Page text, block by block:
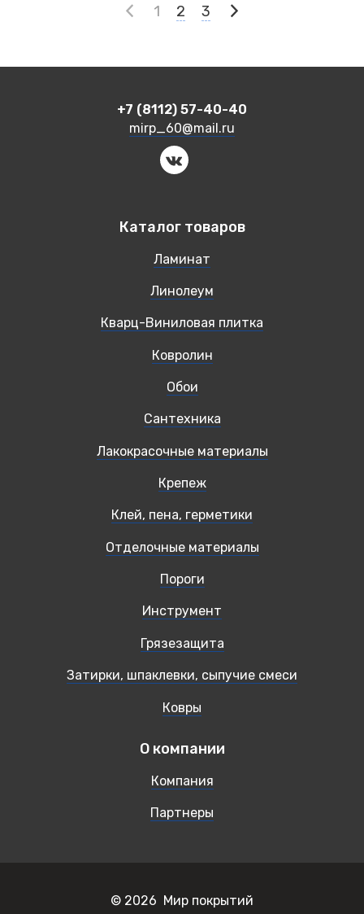
1 2 3
+7 (8112) 57-40-40
mirp_60@mail.ru
Каталог товаров
Ламинат
Линолеум
Кварц-Виниловая плитка
Ковролин
Обои
Сантехника
Лакокрасочные материалы
Крепеж
Клей, пена, герметики
Отделочные материалы
Пороги
Инструмент
Грязезащита
Затирки, шпаклевки, сыпучие смеси
Ковры
О компании
Компания
Партнеры
© 2026 Мир покрытий